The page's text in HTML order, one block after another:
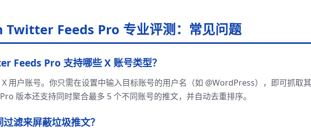
Twitter Feeds Pro 专业评测：常见问题
Feeds Pro 支持哪些 X 账号类型？
用户账号。你只需在设置中输入目标账号的用户名（如 @WordPress），即可抓取
版本还支持同时聚合最多 5 个不同账号的推文，并自动去重排序。
滤来屏蔽垃圾推文？